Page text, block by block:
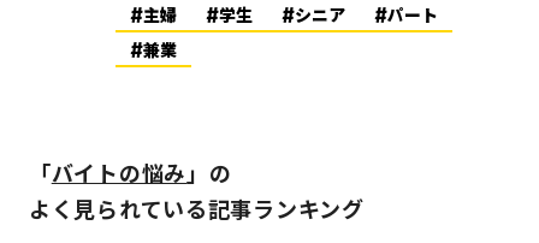
主婦 学生 シニア
パート
兼業
「バイトの悩み 」の
よく見られている記事ランキング